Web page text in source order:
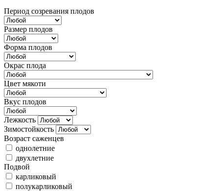
Период созревания плодов
Размер плодов
Форма плодов
Окрас плода
Цвет мякоти
Вкус плодов
Лежкость
Зимостойкость
Возраст саженцев
однолетние
двухлетние
Подвой
карликовый
полукарликовый